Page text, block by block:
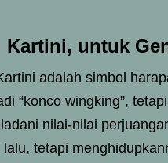
Kartini, untuk
adalah simbol
“konco wingking”,
nilai-nilai
lalu, tetapi